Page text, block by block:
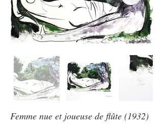
Femme nue et joueuse de flûte (1932)